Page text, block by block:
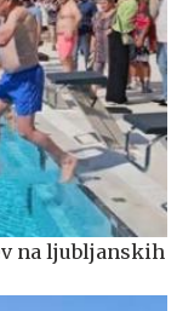
na ljubljanskih